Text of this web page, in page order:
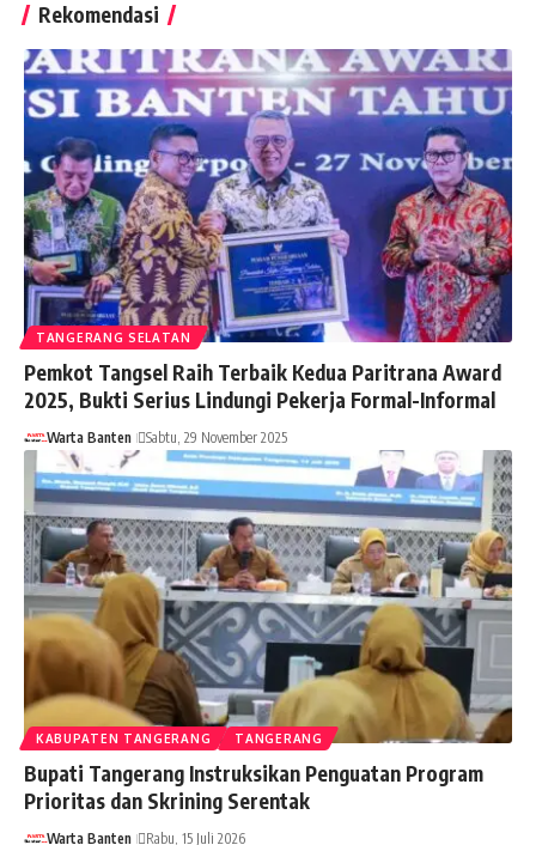
Rekomendasi
TANGERANG SELATAN
Pemkot Tangsel Raih Terbaik Kedua Paritrana Award
2025, Bukti Serius Lindungi Pekerja Formal-Informal
Warta Banten Sabtu, 29 November 2025
KABUPATEN TANGERANG TANGERANG
Bupati Tangerang Instruksikan Penguatan Program
Prioritas dan Skrining Serentak
Warta Banten Rabu, 15 Juli 2026